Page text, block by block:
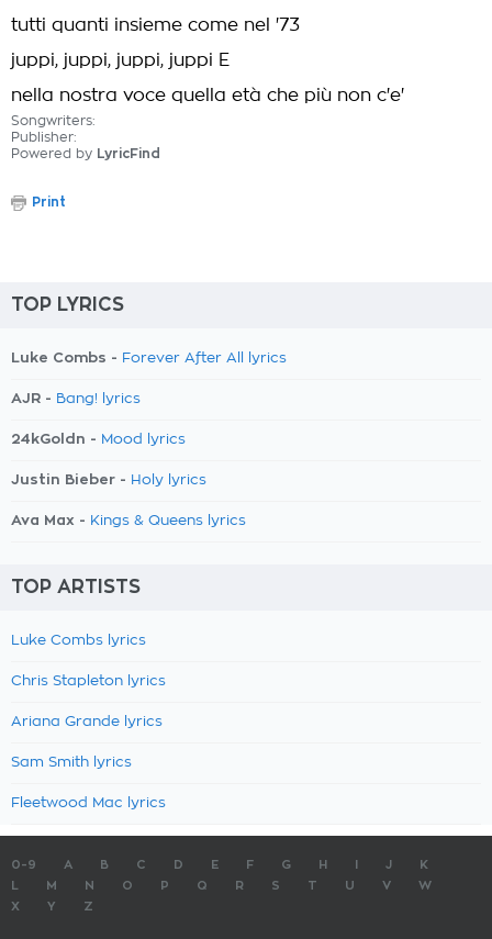
tutti quanti insieme come nel '73
juppi, juppi, juppi, juppi E
nella nostra voce quella età che più non c'e'
Songwriters:
Publisher:
Powered by LyricFind
Print
TOP LYRICS
Luke Combs - Forever After All lyrics
AJR - Bang! lyrics
24kGoldn - Mood lyrics
Justin Bieber - Holy lyrics
Ava Max - Kings & Queens lyrics
TOP ARTISTS
Luke Combs lyrics
Chris Stapleton lyrics
Ariana Grande lyrics
Sam Smith lyrics
Fleetwood Mac lyrics
0-9 A B C D E F G H J
K
M N O P Q R S T U V
W
X
Y Z